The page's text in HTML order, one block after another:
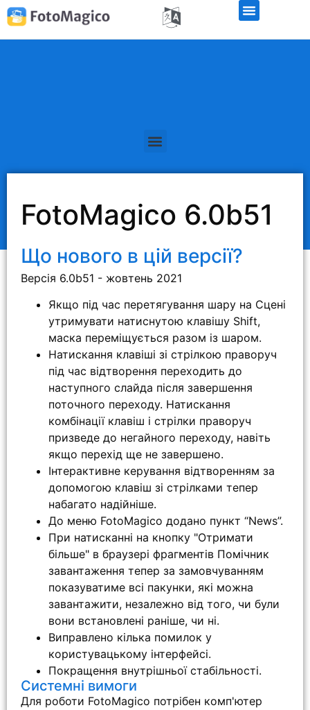
FotoMagico 6.0b51
Що нового в цій версії?
Версія 6.0b51 - жовтень 2021
Якщо під час перетягування шару на Сцені
утримувати натиснутою клавішу Shift,
маска переміщується разом із шаром.
Натискання клавіші зі стрілкою праворуч
під час відтворення переходить до
наступного слайда після завершення
поточного переходу. Натискання
комбінації клавіш і стрілки праворуч
призведе до негайного переходу, навіть
якщо перехід ще не завершено.
Інтерактивне керування відтворенням за
допомогою клавіш зі стрілками тепер
набагато надійніше.
До меню FotoMagico додано пункт “News”.
При натисканні на кнопку "Отримати
більше" в браузері фрагментів Помічник
завантаження тепер за замовчуванням
показуватиме всі пакунки, які можна
завантажити, незалежно від того, чи були
вони встановлені раніше, чи ні.
Виправлено кілька помилок у
користувацькому інтерфейсі.
Покращення внутрішньої стабільності.
Системні вимоги
Для роботи FotoMagico потрібен комп'ютер